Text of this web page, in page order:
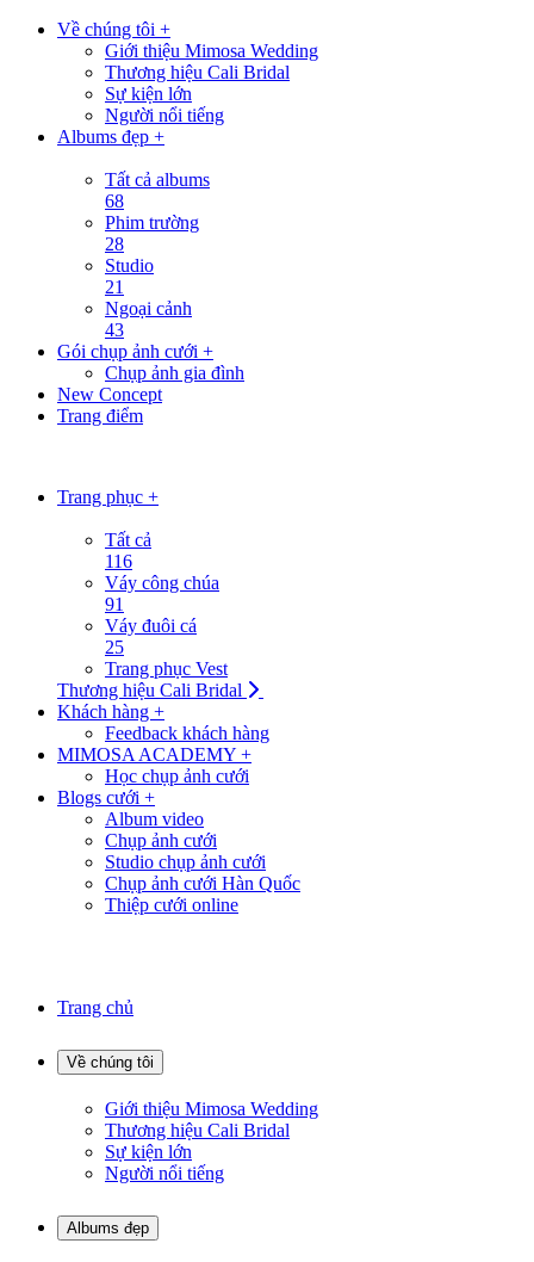
Về chúng tôi +
Giới thiệu Mimosa Wedding
Thương hiệu Cali Bridal
Sự kiện lớn
Người nổi tiếng
Albums đẹp +
Tất cả albums
68
Phim trường
28
Studio
21
Ngoại cảnh
43
Gói chụp ảnh cưới +
Chụp ảnh gia đình
New Concept
Trang điểm
Trang phục +
Tất cả
116
Váy công chúa
91
Váy đuôi cá
25
Trang phục Vest
Thương hiệu Cali Bridal
Khách hàng +
Feedback khách hàng
MIMOSA ACADEMY +
Học chụp ảnh cưới
Blogs cưới +
Album video
Chụp ảnh cưới
Studio chụp ảnh cưới
Chụp ảnh cưới Hàn Quốc
Thiệp cưới online
Trang chủ
Về chúng tôi
Giới thiệu Mimosa Wedding
Thương hiệu Cali Bridal
Sự kiện lớn
Người nổi tiếng
Albums đẹp